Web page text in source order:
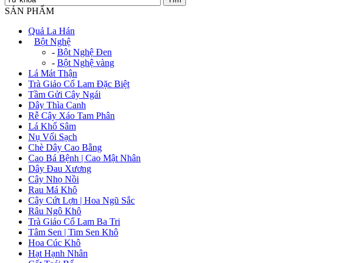
SẢN PHẨM
Quả La Hán
Bột Nghệ
- Bột Nghệ Đen
- Bột Nghệ vàng
Lá Mát Thận
Trà Giảo Cổ Lam Đặc Biệt
Tầm Gửi Cây Ngái
Dây Thìa Canh
Rễ Cây Xáo Tam Phân
Lá Khổ Sâm
Nụ Vối Sạch
Chè Dây Cao Bằng
Cao Bá Bệnh | Cao Mật Nhân
Dây Đau Xương
Cây Nhọ Nồi
Rau Má Khô
Cây Cứt Lợn | Hoa Ngũ Sắc
Râu Ngô Khô
Trà Giảo Cổ Lam Ba Tri
Tâm Sen | Tim Sen Khô
Hoa Cúc Khô
Hạt Hạnh Nhân